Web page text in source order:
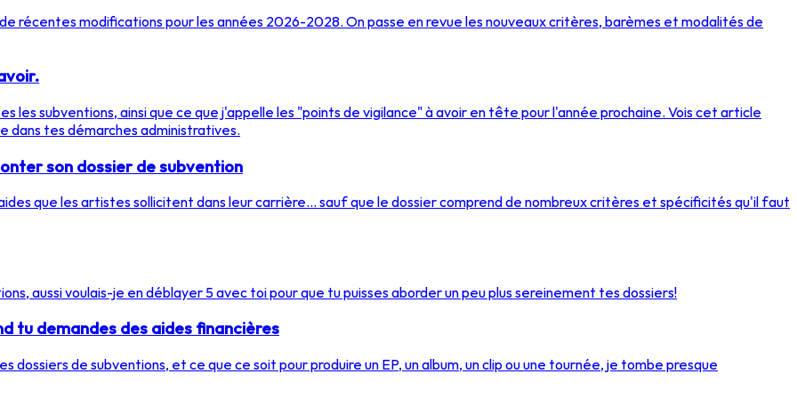
récentes modifications pour les années 2026-2028. On passe en revue les nouveaux critères, barèmes et modalités de
les subventions, ainsi que ce que j'appelle les "points de vigilance" à avoir en tête pour l'année prochaine. Vois cet article
dans tes démarches administratives.
son dossier de subvention
que les artistes sollicitent dans leur carrière... sauf que le dossier comprend de nombreux critères et spécificités qu'il faut
aussi voulais-je en déblayer 5 avec toi pour que tu puisses aborder un peu plus sereinement tes dossiers!
tu demandes des aides financières
de subventions, et ce que ce soit pour produire un EP, un album, un clip ou une tournée, je tombe presque